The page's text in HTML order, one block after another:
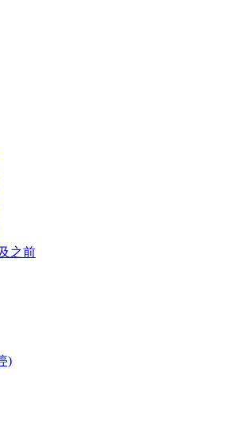
之前
)